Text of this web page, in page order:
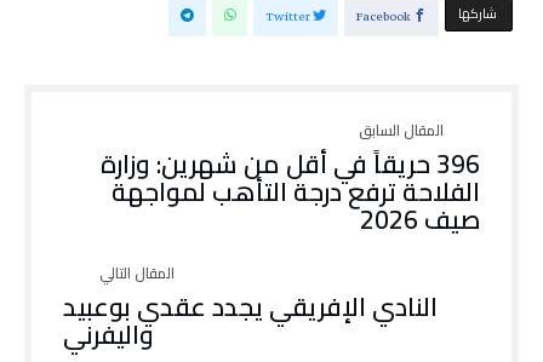
‫‫ شاركها‬ Facebook
Twitter
396 حريقاً في أقل من شهرين: وزارة
الفلاحة ترفع درجة التأهب لمواجهة
صيف 2026
النادي الإفريقي يجدد عقدي بوعبيد
واليفرني